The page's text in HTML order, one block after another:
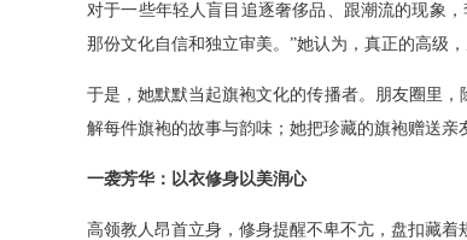
对于一些年轻人盲目追逐奢侈品、跟潮流的现象
那份文化自信和独立审美。”她认为，真正的高级
于是，她默默当起旗袍文化的传播者。朋友圈里
解每件旗袍的故事与韵味；她把珍藏的旗袍赠送亲
一袭芳华：以衣修身以美润心
高领教人昂首立身，修身提醒不卑不亢，盘扣藏